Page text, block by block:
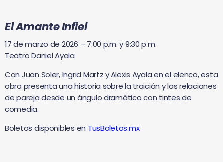
El Amante Infiel
17 de marzo de 2026 – 7:00 p.m. y 9:30 p.m.
Teatro Daniel Ayala
Con Juan Soler, Ingrid Martz y Alexis Ayala en el elenco, esta
obra presenta una historia sobre la traición y las relaciones
de pareja desde un ángulo dramático con tintes de
comedia.
Boletos disponibles en TusBoletos.mx